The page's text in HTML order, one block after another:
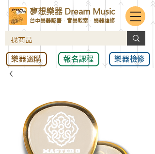
樂器選購 報名課程 樂器檢修
夢想樂器 Dream Music
台中樂器販售．音樂教室．樂器維修